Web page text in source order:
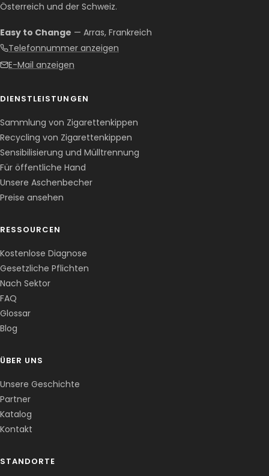
Österreich und der Schweiz.
Easy to Change — Arras, Frankreich
Telefonnummer anzeigen
E-Mail anzeigen
DIENSTLEISTUNGEN
Sammlung von Zigarettenkippen
Recycling von Zigarettenkippen
Sensibilisierung und Mülltrennung
Für öffentliche Hand
Unsere Aschenbecher
Preise ansehen
RESSOURCEN
Kostenlose Diagnose
Gesetzliche Pflichten
Nach Sektor
FAQ
Glossar
Blog
ÜBER UNS
Unsere Geschichte
Partner
Katalog
Kontakt
STANDORTE